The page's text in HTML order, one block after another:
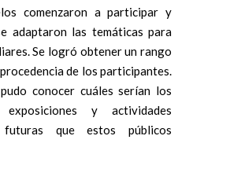
comenzaron a participar y
adaptaron las temáticas para
Se logró obtener un rango
de los participantes.
conocer cuáles serían los
y actividades
futuras que estos públicos